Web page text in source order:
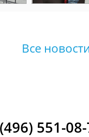
Все
551-